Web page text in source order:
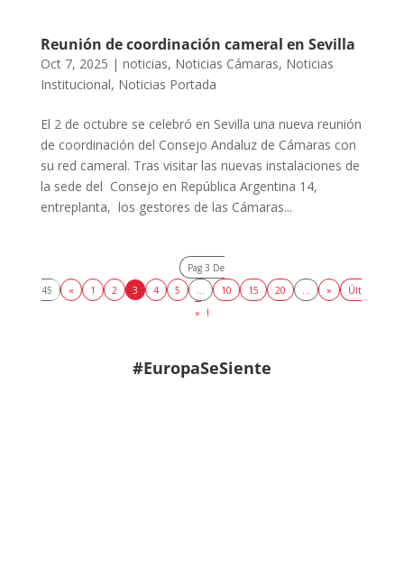
Reunión de coordinación cameral en Sevilla
Oct 7, 2025 | noticias, Noticias Cámaras, Noticias
Institucional, Noticias Portada
El 2 de octubre se celebró en Sevilla una nueva reunión
de coordinación del Consejo Andaluz de Cámaras con
su red cameral. Tras visitar las nuevas instalaciones de
la sede del Consejo en República Argentina 14,
entreplanta, los gestores de las Cámaras...
Pag 3 De
45
« 1 2 3 4 5 10 15 20 »
Últ
»
#EuropaSeSiente